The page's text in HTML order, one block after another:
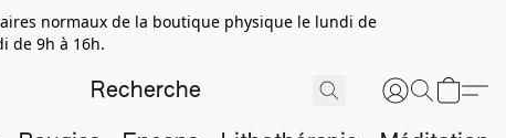
normaux de la boutique physique le lundi de
de 9h à 16h.